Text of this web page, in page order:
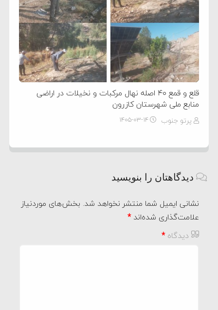
قلع و قمع ۴۰ اصله نهال مرکبات و نخیلات در اراضی
منابع ملی شهرستان کازرون
پرتو جنوب ۱۴۰۵-۰۳-۱۴
دیدگاهتان را بنویسید
نشانی ایمیل شما منتشر نخواهد شد. بخش‌های موردنیاز
علامت‌گذاری شده‌اند*
دیدگاه*